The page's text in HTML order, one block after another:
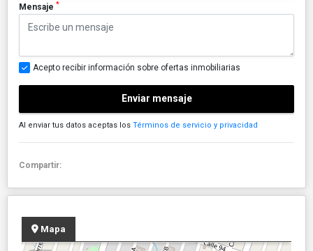
Mensaje *
Acepto recibir información sobre ofertas inmobiliarias
Enviar mensaje
Al enviar tus datos aceptas los Términos de servicio y privacidad
Compartir:
Mapa